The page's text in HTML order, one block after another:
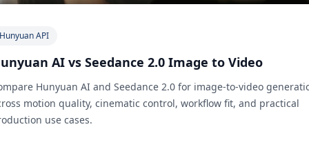
API
AI vs Seedance 2.0 Image to Video
Hunyuan AI and Seedance 2.0 for image-to-video
motion quality, cinematic control, workflow fit, and practical
use cases.